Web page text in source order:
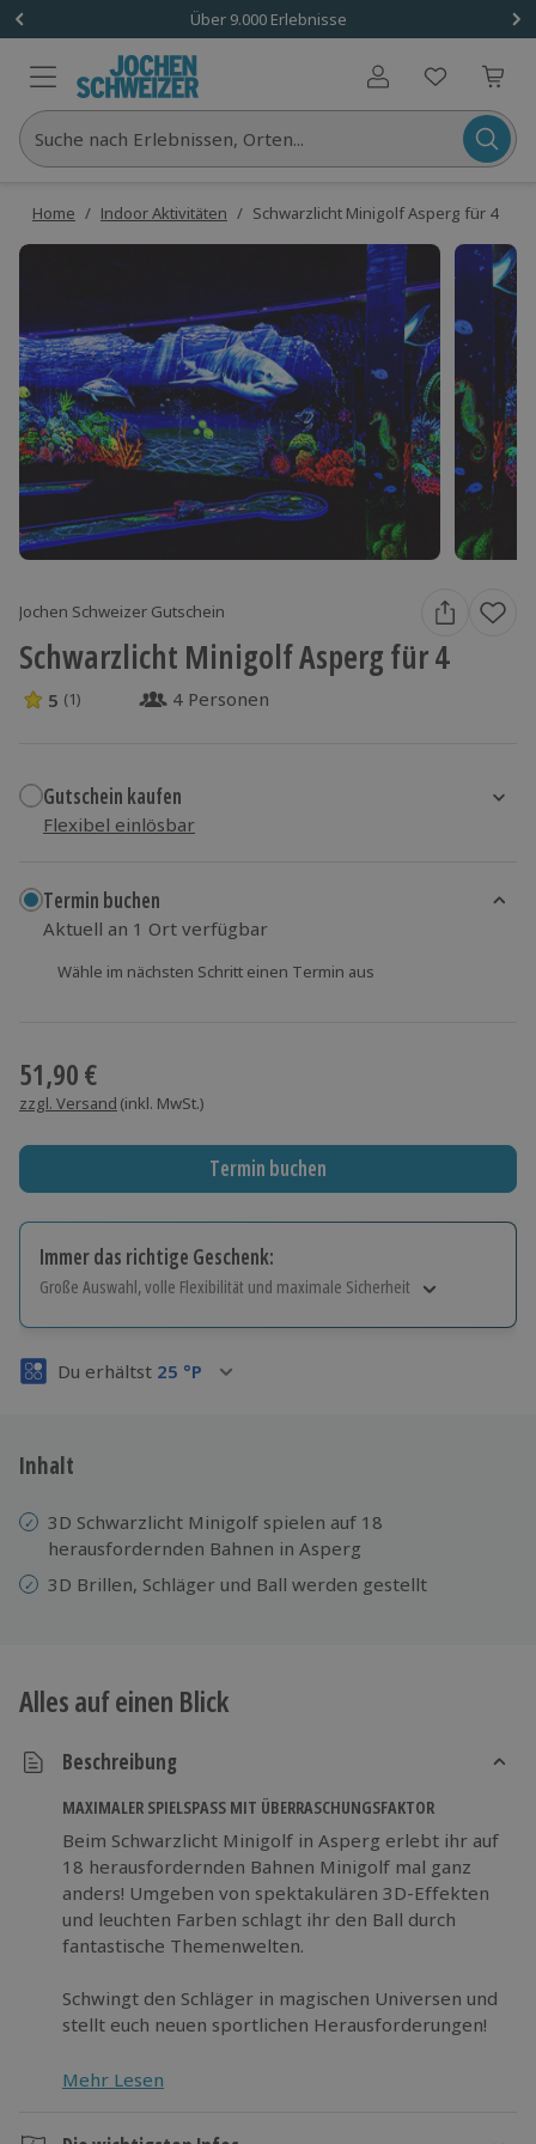
Über 9.000 Erlebnisse
Benutzerkonto
Suche nach Erlebnissen, Orten...
Home / Indoor Aktivitäten / Schwarzlicht Minigolf Asperg für 4
Jochen Schweizer Gutschein
Schwarzlicht Minigolf Asperg für 4
5 Sterne von 5 aus 1 Bewertungen
5 (1) 4 Personen
Gutschein kaufen
Flexibel einlösbar
1x (4 Personen)
Termin buchen
Aktuell an 1 Ort verfügbar
Wähle im nächsten Schritt einen Termin aus
51,90 €
zzgl. Versand (inkl. MwSt.)
Termin buchen
Immer das richtige Geschenk:
Große Auswahl, volle Flexibilität und maximale Sicherheit
Volle Flexibilität
3 Jahre gültig & verlängerbar.
Du erhältst 25 °P
Inhalt
3D Schwarzlicht Minigolf spielen auf 18
herausfordernden Bahnen in Asperg
3D Brillen, Schläger und Ball werden gestellt
Alles auf einen Blick
Beschreibung
MAXIMALER SPIELSPASS MIT ÜBERRASCHUNGSFAKTOR
Beim Schwarzlicht Minigolf in Asperg erlebt ihr auf
18 herausfordernden Bahnen Minigolf mal ganz
anders! Umgeben von spektakulären 3D-Effekten
und leuchten Farben schlagt ihr den Ball durch
fantastische Themenwelten.
Schwingt den Schläger in magischen Universen und
stellt euch neuen sportlichen Herausforderungen!
Mehr Lesen